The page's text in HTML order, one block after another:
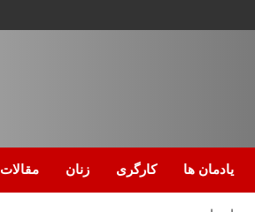
یادمان ها کارگری زنان مقالات